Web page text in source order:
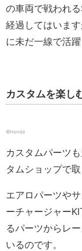
の車両で戦われ
経過してはいま
に未だ一線で活躍
カスタムを楽し
©Honda
カスタムパーツ
タムショップで
エアロパーツや
ーチャージャー
るパーツからレ
いるのです。